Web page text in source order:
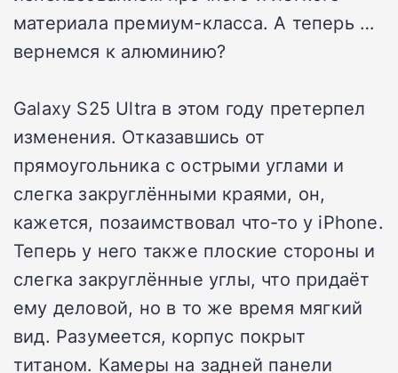
материала премиум-класса. А теперь …
вернемся к алюминию?
Galaxy S25 Ultra в этом году претерпел
изменения. Отказавшись от
прямоугольника с острыми углами и
слегка закруглёнными краями, он,
кажется, позаимствовал что-то у iPhone.
Теперь у него также плоские стороны и
слегка закруглённые углы, что придаёт
ему деловой, но в то же время мягкий
вид. Разумеется, корпус покрыт
титаном. Камеры на задней панели